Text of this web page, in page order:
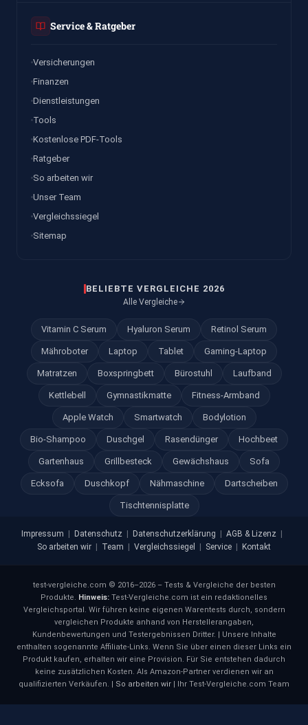
Service & Ratgeber
Versicherungen
Finanzen
Dienstleistungen
Tools
Kostenlose PDF-Tools
Ratgeber
So arbeiten wir
Unser Team
Vergleichssiegel
Sitemap
BELIEBTE VERGLEICHE 2026
Alle Vergleiche
Vitamin C Serum Hyaluron Serum Retinol Serum
Mähroboter Laptop Tablet Gaming-Laptop
Matratzen Boxspringbett Bürostuhl Laufband
Kettlebell Gymnastikmatte Fitness-Armband
Apple Watch Smartwatch Bodylotion
Bio-Shampoo Duschgel Rasendünger Hochbeet
Gartenhaus Grillbesteck Gewächshaus Sofa
Ecksofa Duschkopf Nähmaschine Dartscheiben
Tischtennisplatte
Impressum | Datenschutz | Datenschutzerklärung | AGB & Lizenz |
So arbeiten wir | Team | Vergleichssiegel | Service | Kontakt
test-vergleiche.com © 2016–2026 – Tests & Vergleiche der besten
Produkte. Hinweis: Test-Vergleiche.com ist ein redaktionelles
Vergleichsportal. Wir führen keine eigenen Warentests durch, sondern
vergleichen Produkte anhand von Herstellerangaben,
Kundenbewertungen und Testergebnissen Dritter. | Unsere Inhalte
enthalten sogenannte Affiliate-Links. Wenn Sie über einen dieser Links ein
Produkt kaufen, erhalten wir eine Provision. Für Sie entstehen dadurch
keine zusätzlichen Kosten. Als Amazon-Partner verdienen wir an
qualifizierten Verkäufen. | So arbeiten wir | Ihr Test-Vergleiche.com Team